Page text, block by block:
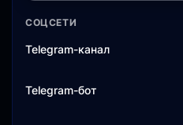
СОЦСЕТИ
Telegram-канал
Telegram-бот